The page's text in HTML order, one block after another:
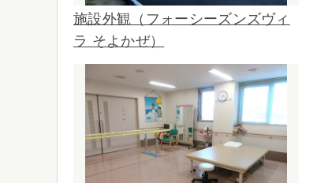
施設外観（フォーシーズンズヴィ
ラ そよかぜ）